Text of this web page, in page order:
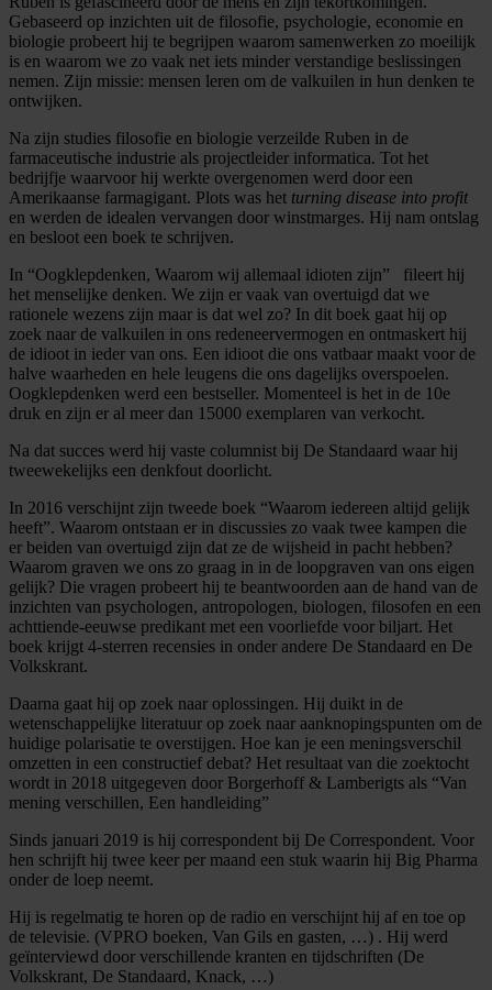
Gebaseerd op inzichten uit de filosofie, psychologie, economie en
biologie probeert hij te begrijpen waarom samenwerken zo moeilijk
is en waarom we zo vaak net iets minder verstandige beslissingen
nemen. Zijn missie: mensen leren om de valkuilen in hun denken te
ontwijken.
Na zijn studies filosofie en biologie verzeilde Ruben in de
farmaceutische industrie als projectleider informatica. Tot het
bedrijfje waarvoor hij werkte overgenomen werd door een
Amerikaanse farmagigant. Plots was het turning disease into profit
en werden de idealen vervangen door winstmarges. Hij nam ontslag
en besloot een boek te schrijven.
In “Oogklepdenken, Waarom wij allemaal idioten zijn” fileert hij
het menselijke denken. We zijn er vaak van overtuigd dat we
rationele wezens zijn maar is dat wel zo? In dit boek gaat hij op
zoek naar de valkuilen in ons redeneervermogen en ontmaskert hij
de idioot in ieder van ons. Een idioot die ons vatbaar maakt voor de
halve waarheden en hele leugens die ons dagelijks overspoelen.
Oogklepdenken werd een bestseller. Momenteel is het in de 10e
druk en zijn er al meer dan 15000 exemplaren van verkocht.
Na dat succes werd hij vaste columnist bij De Standaard waar hij
tweewekelijks een denkfout doorlicht.
In 2016 verschijnt zijn tweede boek “Waarom iedereen altijd gelijk
heeft”. Waarom ontstaan er in discussies zo vaak twee kampen die
er beiden van overtuigd zijn dat ze de wijsheid in pacht hebben?
Waarom graven we ons zo graag in in de loopgraven van ons eigen
gelijk? Die vragen probeert hij te beantwoorden aan de hand van de
inzichten van psychologen, antropologen, biologen, filosofen en een
achttiende-eeuwse predikant met een voorliefde voor biljart. Het
boek krijgt 4-sterren recensies in onder andere De Standaard en De
Volkskrant.
Daarna gaat hij op zoek naar oplossingen. Hij duikt in de
wetenschappelijke literatuur op zoek naar aanknopingspunten om de
huidige polarisatie te overstijgen. Hoe kan je een meningsverschil
omzetten in een constructief debat? Het resultaat van die zoektocht
wordt in 2018 uitgegeven door Borgerhoff & Lamberigts als “Van
mening verschillen, Een handleiding”
Sinds januari 2019 is hij correspondent bij De Correspondent. Voor
hen schrijft hij twee keer per maand een stuk waarin hij Big Pharma
onder de loep neemt.
Hij is regelmatig te horen op de radio en verschijnt hij af en toe op
de televisie. (VPRO boeken, Van Gils en gasten, …) . Hij werd
geïnterviewd door verschillende kranten en tijdschriften (De
Volkskrant, De Standaard, Knack, …)